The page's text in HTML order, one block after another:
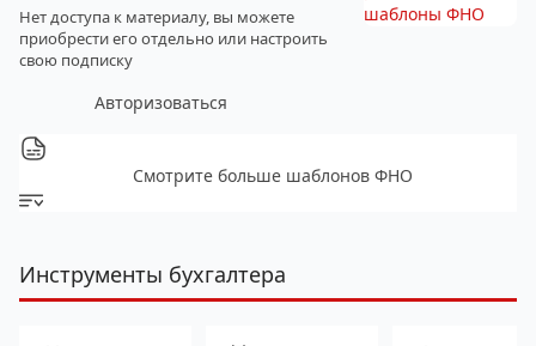
Нет доступа к материалу, вы можете
приобрести его отдельно или настроить
свою подписку
Авторизоваться
шаблоны ФНО
Смотрите больше шаблонов ФНО
Инструменты бухгалтера